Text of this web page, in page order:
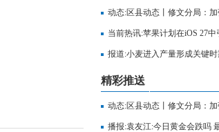
动态:区县动态丨修文分局：
实大气污染防治成效
当前热讯:苹果计划在iOS 27
视觉AI能力
报道:小麦进入产量形成关键
精彩推送
动态:区县动态丨修文分局：
实大气污染防治成效
播报:袁友江:今日黄金会跌吗